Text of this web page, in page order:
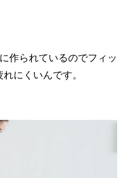
作られているのでフィッ
にくいんです。